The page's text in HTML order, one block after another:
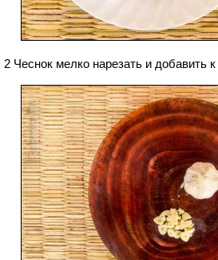
2 Чеснок мелко нарезать и добавить